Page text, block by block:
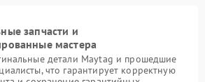
запчасти и
мастера
детали Maytag и прошедшие
что гарантирует корректную